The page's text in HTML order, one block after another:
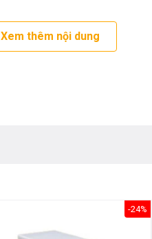
Xem thêm nội dung
-24%